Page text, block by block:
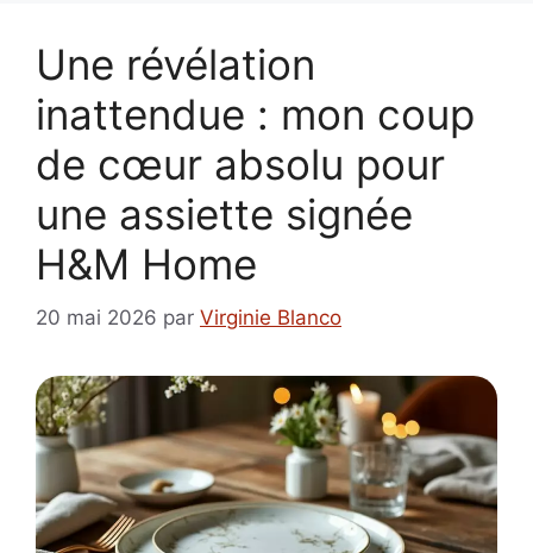
Une révélation
inattendue : mon coup
de cœur absolu pour
une assiette signée
H&M Home
20 mai 2026 par Virginie Blanco